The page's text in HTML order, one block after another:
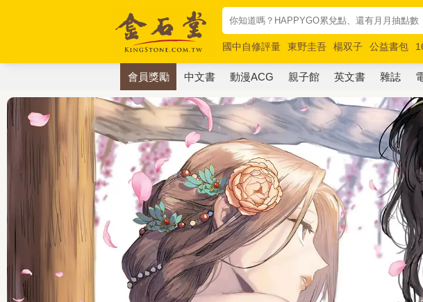
國中自修評量 東野圭吾 楊双子 公益書包
唯紅花綻放
奧德賽 路邊攤新作 馬斯克 玩
會員獎勵 中文書 動漫ACG 親子館 英文書 雜誌